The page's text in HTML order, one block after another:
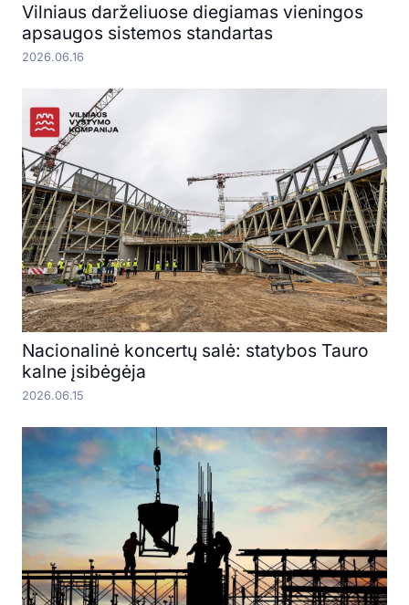
Vilniaus darželiuose diegiamas vieningos
apsaugos sistemos standartas
2026.06.16
Nacionalinė koncertų salė: statybos Tauro
kalne įsibėgėja
2026.06.15